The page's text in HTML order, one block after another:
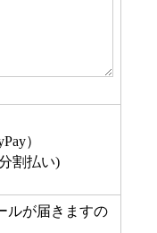
）
割払い)
ルが届きますの